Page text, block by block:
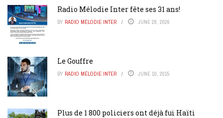
Radio Mélodie Inter fête ses 31 ans!
BY RADIO MÉLODIE INTER JUNE 28, 2026
Le Gouffre
BY RADIO MÉLODIE INTER JUNE 10, 2015
Plus de 1 800 policiers ont déjà fui Haïti